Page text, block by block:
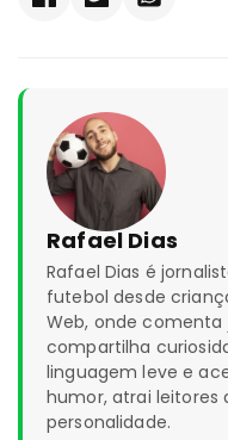
Rafael Dias
Rafael Dias é
futebol desde
Web, onde comenta
compartilha
linguagem leve e
humor, atrai
personalidade.